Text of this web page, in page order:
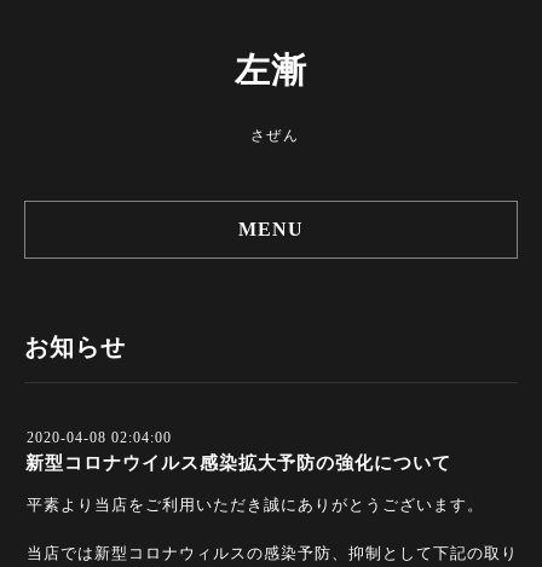
左漸
さぜん
MENU
お知らせ
2020-04-08 02:04:00
新型コロナウイルス感染拡大予防の強化について
平素より当店をご利用いただき誠にありがとうございます。
当店では新型コロナウィルスの感染予防、抑制として下記の取り